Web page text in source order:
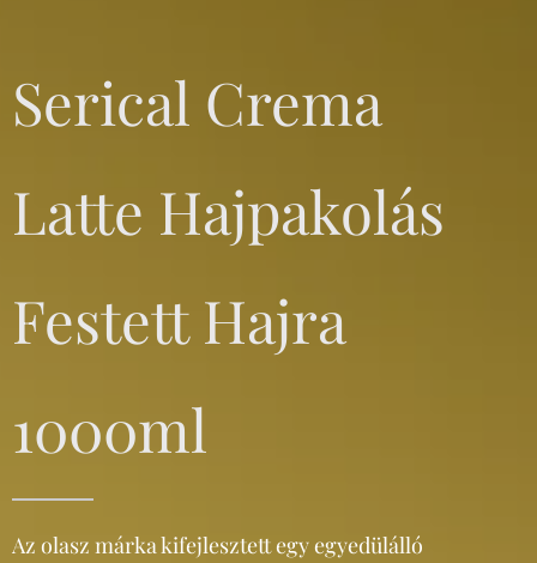
Serical Crema
Latte Hajpakolás
Festett Hajra
1000ml
Az olasz márka kifejlesztett egy egyedülálló